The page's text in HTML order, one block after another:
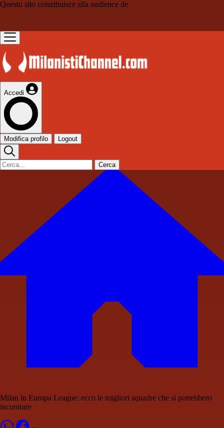
Questo sito contribuisce alla audience de
Accedi
Modifica profilo Logout
Cerca
Milan in Europa League: ecco le migliori squadre che si potrebbero
incontrare